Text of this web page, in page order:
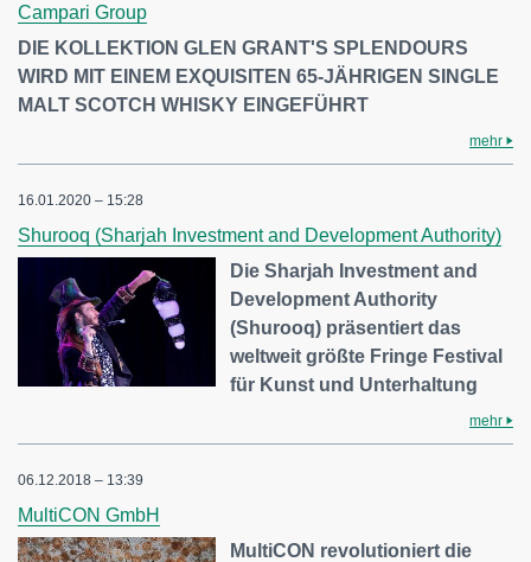
Campari Group
DIE KOLLEKTION GLEN GRANT'S SPLENDOURS
WIRD MIT EINEM EXQUISITEN 65-JÄHRIGEN SINGLE
MALT SCOTCH WHISKY EINGEFÜHRT
mehr
16.01.2020 – 15:28
Shurooq (Sharjah Investment and Development Authority)
Die Sharjah Investment and
Development Authority
(Shurooq) präsentiert das
weltweit größte Fringe Festival
für Kunst und Unterhaltung
mehr
06.12.2018 – 13:39
MultiCON GmbH
MultiCON revolutioniert die